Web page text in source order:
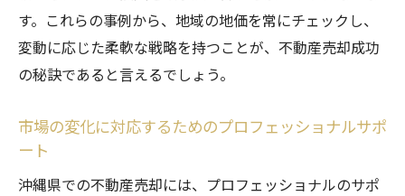
す。これらの事例から、地域の地価を常にチェックし、
変動に応じた柔軟な戦略を持つことが、不動産売却成功
の秘訣であると言えるでしょう。
市場の変化に対応するためのプロフェッショナルサポ
ート
沖縄県での不動産売却には、プロフェッショナルのサポ